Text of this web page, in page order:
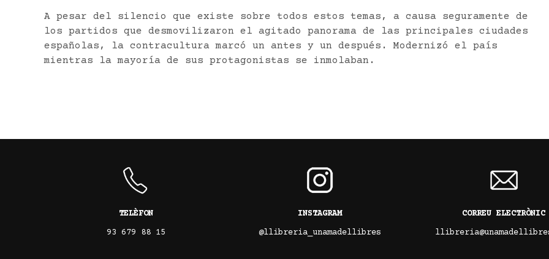
A pesar del silencio que existe sobre todos estos temas, a causa seguramente de
los partidos que desmovilizaron el agitado panorama de las principales ciudades
españolas, la contracultura marcó un antes y un después. Modernizó el país
mientras la mayoría de sus protagonistas se inmolaban.
TELÈFON
93 679 88 15
INSTAGRAM
@llibreria_unamadellibres
CORREU ELECTRÒNIC